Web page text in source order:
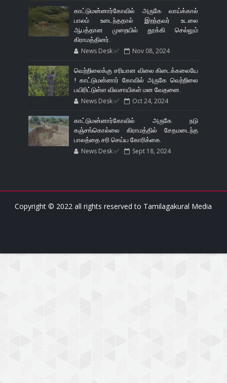
காட்டுமன்னார்கோவில் அருகே வாய்க்கால்
பாலம் உடைந்ததால் இறந்தவர் உடலை
ஆபத்தான முறையில் தூக்கி செல்லும்
கிராமத்தினர்.
News Desk ✅ Nov 08, 2024
வெற்றிலைக்கு சரியான விலை கிடைக்கலையே
! காட்டுமன்னார் கோவில் அருகே வெற்றிலை
பயிரிட்டுள்ள விவசாயிகள் மன வேதனை.
News Desk ✅ Oct 24, 2024
காட்டுமன்னார்கோவில் அருகே நடு
கஞ்சங்கொல்லை கிராமத்தில் சேதமடைந்த
பாலத்தை சரி செய்ய கோரிக்கை.
News Desk ✅ Sept 18, 2024
Copyright © 2022 all rights reserved to Tamilagakural Media